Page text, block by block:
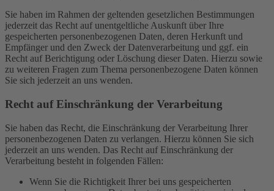
Sie haben im Rahmen der geltenden gesetzlichen Bestimmungen
jederzeit das Recht auf unentgeltliche Auskunft über Ihre
gespeicherten personenbezogenen Daten, deren Herkunft und
Empfänger und den Zweck der Datenverarbeitung und ggf. ein
Recht auf Berichtigung oder Löschung dieser Daten. Hierzu sowie
zu weiteren Fragen zum Thema personenbezogene Daten können
Sie sich jederzeit an uns wenden.
Recht auf Einschränkung der Verarbeitung
Sie haben das Recht, die Einschränkung der Verarbeitung Ihrer
personenbezogenen Daten zu verlangen. Hierzu können Sie sich
jederzeit an uns wenden. Das Recht auf Einschränkung der
Verarbeitung besteht in folgenden Fällen:
Wenn Sie die Richtigkeit Ihrer bei uns gespeicherten